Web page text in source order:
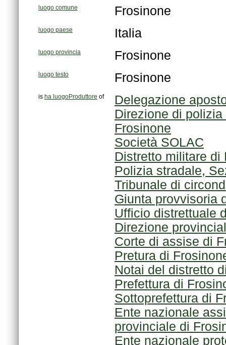
luogo comune Frosinone
luogo paese Italia
luogo provincia Frosinone
luogo testo Frosinone
is ha luogoProduttore of Delegazione
Frosinone
Società SOLAC
Distretto militare di
Polizia stradale,
Tribunale di
Giunta provvisoria
Ufficio distrettuale
Direzione
Corte di assise di
Pretura di
Notai del distretto
Prefettura di
Sottoprefettura di
provinciale di